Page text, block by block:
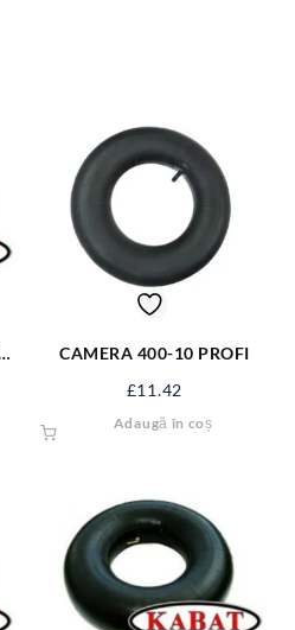
CAMERA 400-10 PROFI
£11.42
Adaugă în coș